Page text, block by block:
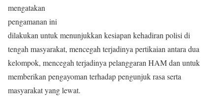
mengatakan
pengamanan ini
dilakukan untuk menunjukkan kesiapan kehadiran polisi di
tengah masyarakat, mencegah terjadinya pertikaian antara dua
kelompok, mencegah terjadinya pelanggaran HAM dan untuk
memberikan pengayoman terhadap pengunjuk rasa serta
masyarakat yang lewat.